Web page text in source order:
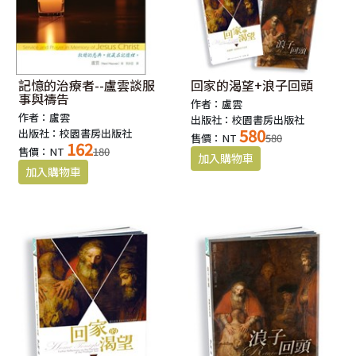
記憶的治療者--盧雲談服
事與禱告
作者：盧雲
出版社：校園書房出版社
售價：NT 162180
回家的渴望+浪子回頭
作者：盧雲
出版社：校園書房出版社
售價：NT 580580